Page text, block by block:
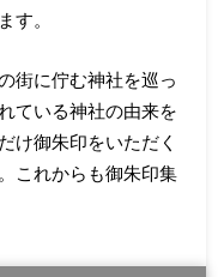
す。
街に佇む神社を巡っ
ている神社の由来を
け御朱印をいただく
これからも御朱印集